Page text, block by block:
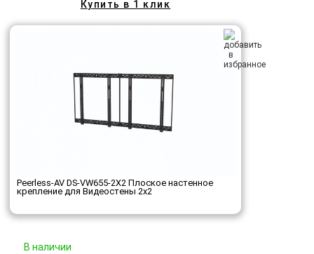
Купить в 1 клик
Peerless-AV DS-VW655-2X2 Плоское настенное
крепление для Видеостены 2х2
В наличии